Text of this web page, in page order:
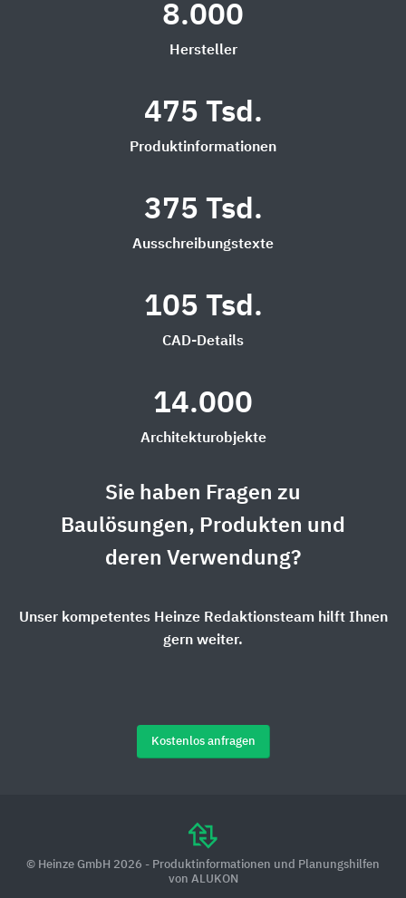
8.000
Hersteller
475 Tsd.
Produktinformationen
375 Tsd.
Ausschreibungstexte
105 Tsd.
CAD-Details
14.000
Architekturobjekte
Sie haben Fragen zu
Baulösungen, Produkten und
deren Verwendung?
Unser kompetentes Heinze Redaktionsteam hilft Ihnen
gern weiter.
Kostenlos anfragen
© Heinze GmbH 2026 - Produktinformationen und Planungshilfen
von ALUKON